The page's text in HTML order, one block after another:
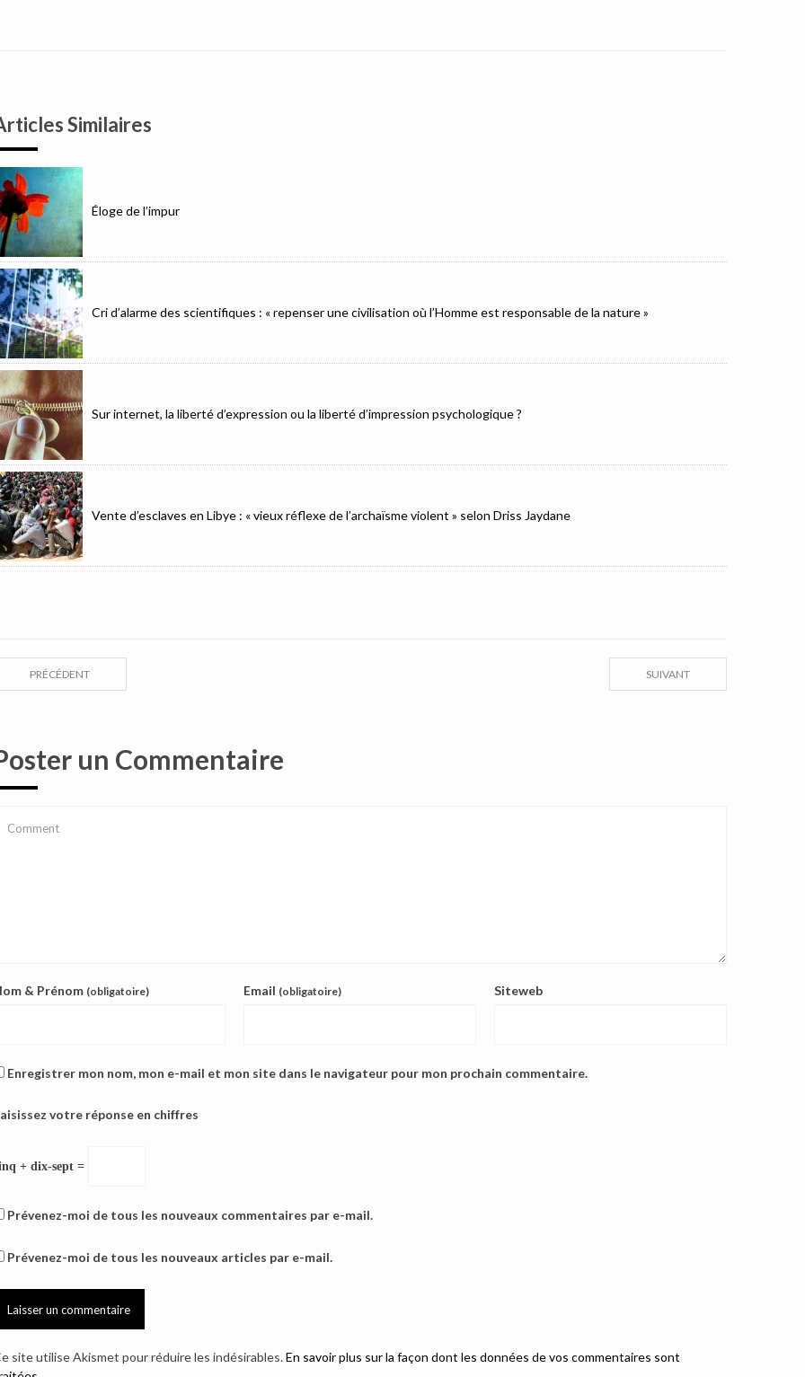
Similaires
Éloge de l’impur
Cri d’alarme des scientifiques : « repenser une civilisation où l’Homme est responsable de la nature »
Sur internet, la liberté d’expression ou la liberté d’impression psychologique ?
Vente d’esclaves en Libye : « vieux réflexe de l’archaïsme violent » selon Driss Jaydane
SUIVANT
PRÉCÉDENT
un Commentaire
& Prénom (obligatoire) Email (obligatoire) Siteweb
Enregistrer mon nom, mon e-mail et mon site dans le navigateur pour mon prochain commentaire.
votre réponse en chiffres
+ dix-sept =
Prévenez-moi de tous les nouveaux commentaires par e-mail.
Prévenez-moi de tous les nouveaux articles par e-mail.
site utilise Akismet pour réduire les indésirables.En savoir plus sur la façon dont les données de vos commentaires sont